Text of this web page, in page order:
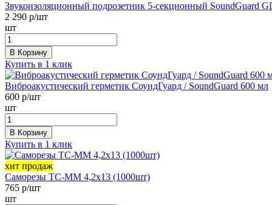
Звукоизоляционный подрозетник 5-секционный SoundGuard
2 290 р/шт
шт
В Корзину
Купить в 1 клик
Виброакустический герметик СоундГуард / SoundGuard 600 мл
600 р/шт
шт
В Корзину
Купить в 1 клик
хит продаж
Саморезы ТС-ММ 4,2х13 (1000шт)
765 р/шт
шт